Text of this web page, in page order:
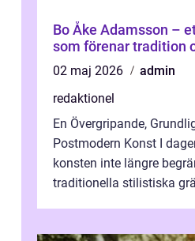
Bo Åke Adamsson –
som förenar tradition
02 maj 2026
admin
redaktionel
En Övergripande,
Postmodern Konst I
konsten inte längre
traditionella stilistiska